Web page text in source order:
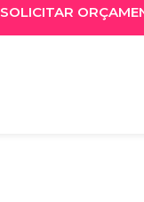
SOLICITAR